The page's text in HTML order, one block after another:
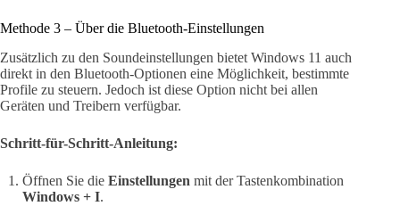
Methode 3 – Über die Bluetooth-Einstellungen
Zusätzlich zu den Soundeinstellungen bietet Windows 11 auch
direkt in den Bluetooth-Optionen eine Möglichkeit, bestimmte
Profile zu steuern. Jedoch ist diese Option nicht bei allen
Geräten und Treibern verfügbar.
Schritt-für-Schritt-Anleitung:
Öffnen Sie die Einstellungen mit der Tastenkombination
Windows + I.